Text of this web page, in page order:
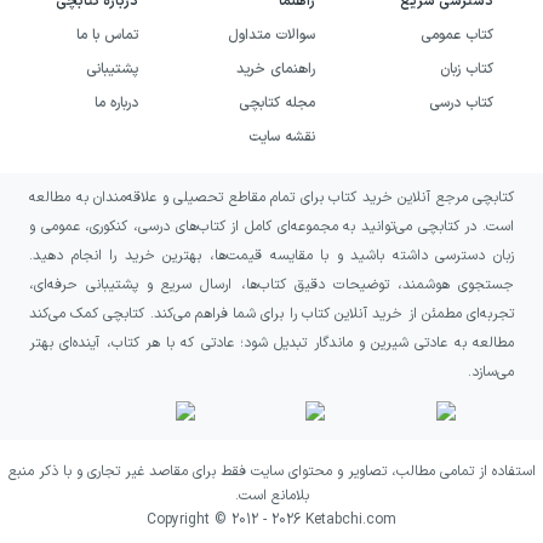
دانش‌آموزان ایجاد گردد، به بهترین شکل پاسخ
داده می‌شود. انسجام درسنامه‌های این کتاب بالا
باعث گیج شدن دانش‌آموزان می‌شود، بیان شده
بررسی کلی ویژگی‌های سؤالات ارائه
شده در کتاب EQ علوم سوم
دبستان
در این کتاب برای هر مبحث از هر فصل کتاب
درسی تعدادی سؤال متنوع ارائه شده است.
می‌توانند آموخته‌های خود را تثبیت کرده و
همچنین کاملاً برای شرکت در امتحانات مدارس
کتاب عمومی
کتاب زبان
کتاب درسی
سوالات متداول
راهنمای خرید
مجله کتابچی
نقشه سایت
تماس با ما
پشتیبانی
درباره ما
کتابچی مرجع آنلاین خرید کتاب برای تمام مقاطع تحصیلی و علاقه‌مندان به مطالعه
است. در کتابچی می‌توانید به مجموعه‌ای کامل از کتاب‌های درسی، کنکوری، عمومی و
زبان دسترسی داشته باشید و با مقایسه قیمت‌ها، بهترین خرید را انجام دهید.
جستجوی هوشمند، توضیحات دقیق کتاب‌ها، ارسال سریع و پشتیبانی حرفه‌ای،
تجربه‌ای مطمئن از خرید آنلاین کتاب را برای شما فراهم می‌کند. کتابچی کمک می‌کند
مطالعه به عادتی شیرین و ماندگار تبدیل شود؛ عادتی که با هر کتاب، آینده‌ای بهتر
می‌سازد.
استفاده از تمامی مطالب، تصاویر و محتوای سایت فقط برای مقاصد غیر تجاری و با ذکر منبع
بلامانع است.
Copyright © 2012 - 2026 Ketabchi.com